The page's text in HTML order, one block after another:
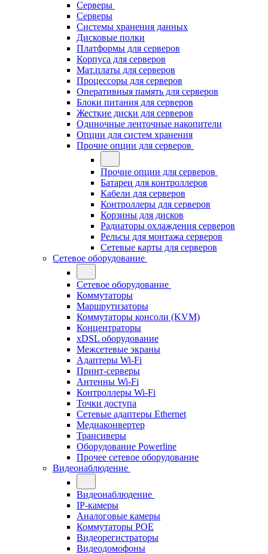
Серверы
Серверы
Системы хранения данных
Дисковые полки
Платформы для серверов
Корпуса для серверов
Мат.платы для серверов
Процессоры для серверов
Оперативныя память для серверов
Блоки питания для серверов
Жесткие диски для серверов
Одиночные ленточные накопители
Опции для систем хранения
Прочие опции для серверов
Прочие опции для серверов
Батареи для контроллеров
Кабели для серверов
Контроллеры для серверов
Корзины для дисков
Радиаторы охлаждения серверов
Рельсы для монтажа серверов
Сетевые карты для серверов
Сетевое оборудование
Сетевое оборудование
Коммутаторы
Маршрутизаторы
Коммутаторы консоли (KVM)
Концентраторы
xDSL оборудование
Межсетевые экраны
Адаптеры Wi-Fi
Принт-серверы
Антенны Wi-Fi
Контроллеры Wi-Fi
Точки доступа
Сетевые адаптеры Ethernet
Медиаконвертер
Трансиверы
Оборудование Powerline
Прочее сетевое оборудование
Видеонаблюдение
Видеонаблюдение
IP-камеры
Аналоговые камеры
Коммутаторы POE
Видеорегистраторы
Видеодомофоны